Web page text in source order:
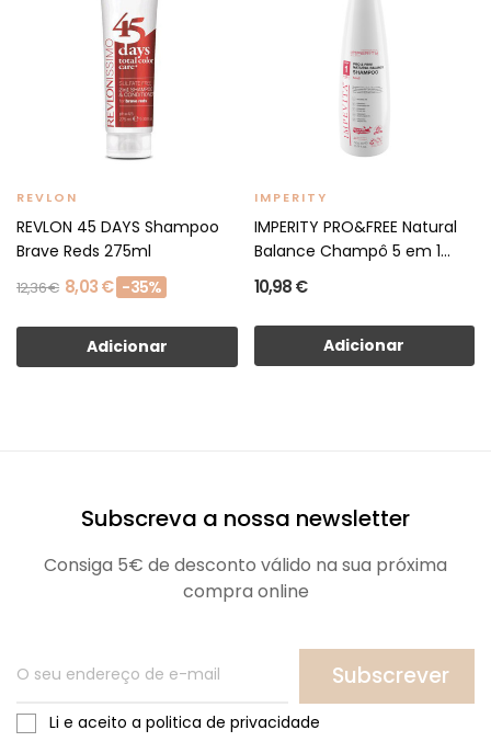
REVLON
REVLON 45 DAYS Shampoo
Brave Reds 275ml
12,36 € 8,03 € -35%
Adicionar
IMPERITY
IMPERITY PRO&FREE Natural
Balance Champô 5 em 1...
10,98 €
Adicionar
Subscreva a nossa newsletter
Consiga 5€ de desconto válido na sua próxima
compra online
Subscrever
Li e aceito a politica de privacidade